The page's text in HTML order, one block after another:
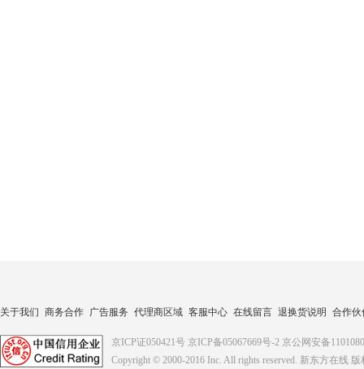
关于我们 商务合作 广告服务 代理商区域 客服中心 在线留言 退换货说明 合作伙
京ICP证050421号 京ICP备05067669号-2 京公网安备
Copyright © 2000-2016 Inc. All rights reserved. 新东方在线